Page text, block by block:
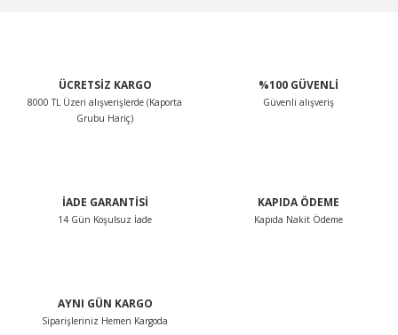
ÜCRETSİZ KARGO
8000 TL Üzeri alışverişlerde (Kaporta
Grubu Hariç)
%100 GÜVENLİ
Güvenli alışveriş
İADE GARANTİSİ
14 Gün Koşulsuz İade
KAPIDA ÖDEME
Kapıda Nakit Ödeme
AYNI GÜN KARGO
Siparişleriniz Hemen Kargoda